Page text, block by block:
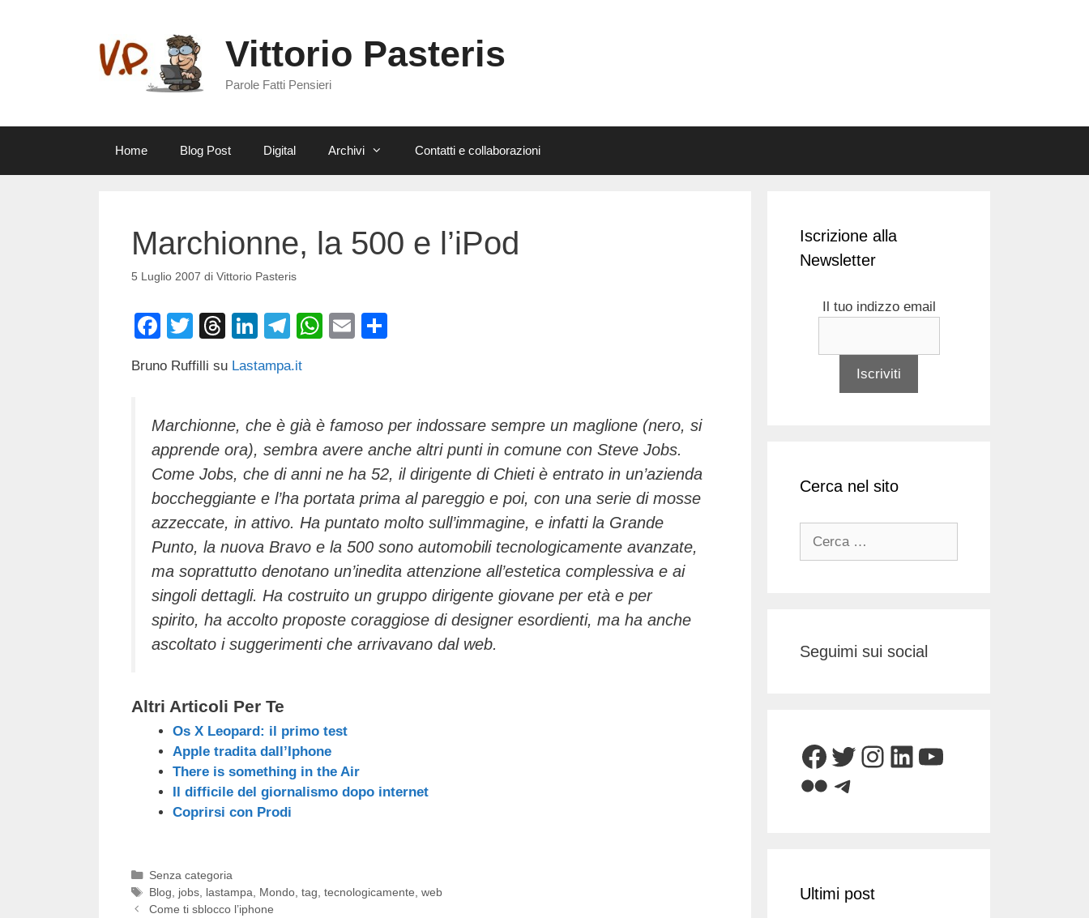
Vittorio Pasteris
Parole Fatti Pensieri
Home Blog Post Digital Archivi Contatti e collaborazioni
Marchionne, la 500 e l’iPod
5 Luglio 2007 di Vittorio Pasteris
F
c
b
o
o
k
T
tt
T
e
d
s
Li
k
dI
n
T
e
a
m
W
A
p
p
E
vi
di
Bruno Ruffilli su Lastampa.it
Marchionne, che è già è famoso per indossare sempre un maglione (nero, si
apprende ora), sembra avere anche altri punti in comune con Steve Jobs.
Come Jobs, che di anni ne ha 52, il dirigente di Chieti è entrato in un’azienda
boccheggiante e l’ha portata prima al pareggio e poi, con una serie di mosse
azzeccate, in attivo. Ha puntato molto sull’immagine, e infatti la Grande
Punto, la nuova Bravo e la 500 sono automobili tecnologicamente avanzate,
ma soprattutto denotano un’inedita attenzione all’estetica complessiva e ai
singoli dettagli. Ha costruito un gruppo dirigente giovane per età e per
spirito, ha accolto proposte coraggiose di designer esordienti, ma ha anche
ascoltato i suggerimenti che arrivavano dal web.
Altri Articoli Per Te
Os X Leopard: il primo test
Apple tradita dall’Iphone
There is something in the Air
Il difficile del giornalismo dopo internet
Coprirsi con Prodi
Categorie
Senza categoria
Tag
Blog jobs, lastampa Mondo, tag tecnologicamente web
Come ti sblocco l’iphone
Iscrizione alla
Newsletter
Il tuo indizzo email
Cerca nel sito
Seguimi sui social
Facebook
Twitter
Instagram
LinkedIn
YouTube
FlickrTelegram
Ultimi post